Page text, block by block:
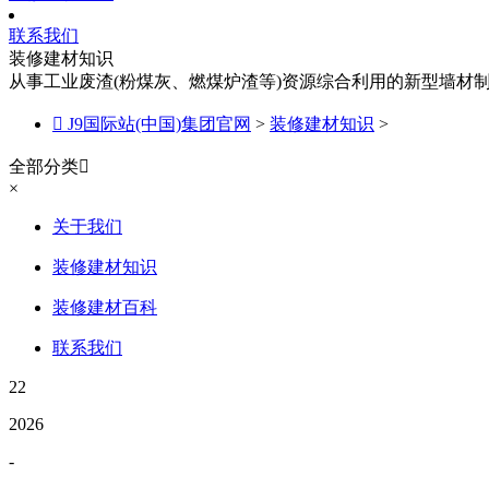
联系我们
装修建材知识
从事工业废渣(粉煤灰、燃煤炉渣等)资源综合利用的新型墙材
 J9国际站(中国)集团官网 > 装修建材知识 >
全部分类
×
关于我们
装修建材知识
装修建材百科
联系我们
22
2026
-